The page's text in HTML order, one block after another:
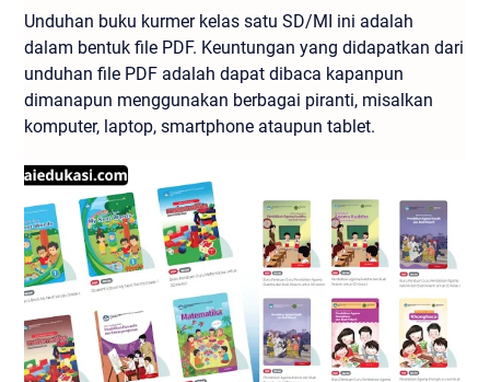
Unduhan buku kurmer kelas satu SD/MI ini adalah
dalam bentuk file PDF. Keuntungan yang didapatkan dari
unduhan file PDF adalah dapat dibaca kapanpun
dimanapun menggunakan berbagai piranti, misalkan
komputer, laptop, smartphone ataupun tablet.